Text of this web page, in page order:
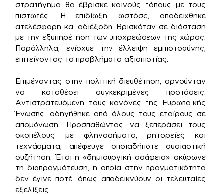
στρατήγημα θα έβρισκε κοινούς τόπους με τους
πιστωτές. Η επιδίωξη, ωστόσο, αποδείχθηκε
ατελέσφορη και αδιέξοδη. Βρισκόταν σε διάσταση
με την εξυπηρέτηση των υποχρεώσεων της χώρας.
Παράλληλα, ενίσχυε την έλλειψη εμπιστοσύνης,
επιτείνοντας τα προβλήματα αξιοπιστίας.
Επιμένοντας στην πολιτική διευθέτηση, αρνούνταν
να καταθέσει συγκεκριμένες προτάσεις.
Αντιστρατευόμενη τους κανόνες της Ευρωπαϊκής
Ένωσης, οδηγήθηκε από όλους τους εταίρους σε
απομόνωση. Προσπαθώντας να ξεπεράσει τους
σκοπέλους με φληναφήματα, ρητορείες και
τεχνάσματα, απέφευγε οποιαδήποτε ουσιαστική
συζήτηση. Έτσι η «δημιουργική ασάφεια» ακύρωνε
τη διαπραγμάτευση, η οποία στην πραγματικότητα
δεν έγινε ποτέ, όπως αποδεικνύουν οι τελευταίες
εξελίξεις.